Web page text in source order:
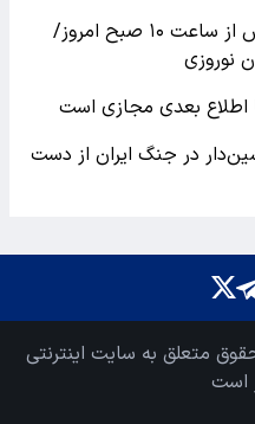
اعمال محدودیت تردد در چالوس از ساعت ۱۰ صبح امروز/
نوروزی
اطلاع بعدی مجازی است
سرنشین‌دار در جنگ ایران از دست
متعلق به سایت اینترنتی
است